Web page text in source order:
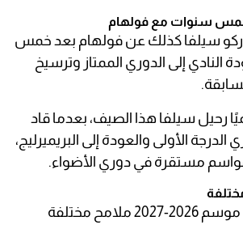
خمس سنوات مع فولهام
سيلفا كذلك عن فولهام بعد خمس
إلى الدوري الممتاز وترسيخ
رحيل سيلفا هذا الصيف، بعدما قاد
الأولى والعودة إلى البريميرليج،
مستقرة في دوري الأضواء.
تمنح هذه الرحيلات موسم 2026-2027 ملامح مختلفة